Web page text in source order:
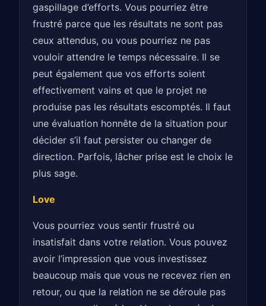
gaspillage d’efforts. Vous pourriez être
frustré parce que les résultats ne sont pas
ceux attendus, ou vous pourriez ne pas
vouloir attendre le temps nécessaire. Il se
peut également que vos efforts soient
effectivement vains et que le projet ne
produise pas les résultats escomptés. Il faut
une évaluation honnête de la situation pour
décider s’il faut persister ou changer de
direction. Parfois, lâcher prise est le choix le
plus sage.
Love
Vous pourriez vous sentir frustré ou
insatisfait dans votre relation. Vous pouvez
avoir l’impression que vous investissez
beaucoup mais que vous ne recevez rien en
retour, ou que la relation ne se déroule pas